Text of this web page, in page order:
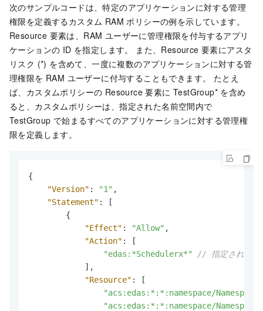
次のサンプルコードは、特定のアプリケーションに対する管理
権限を定義するカスタム RAM ポリシーの例を示しています。
Resource 要素は、RAM ユーザーに管理権限を付与するアプリ
ケーションの ID を指定します。 また、Resource 要素にアスタ
リスク (*) を含めて、一度に複数のアプリケーションに対する管
理権限を RAM ユーザーに付与することもできます。 たとえ
ば、カスタムポリシーの Resource 要素に TestGroup* を含め
ると、カスタムポリシーは、指定された名前空間内で
TestGroup で始まるすべてのアプリケーションに対する管理権
限を定義します。
{
"Version" : "1" ,
"Statement" :
[
{
"Effect" : "Allow" ,
"Action" :
[
"edas:*Schedulerx*"
// 指定されたア
] ,
"Resource" :
[
"acs:edas:*:*:namespace/
"acs:edas:*:*:namespace/